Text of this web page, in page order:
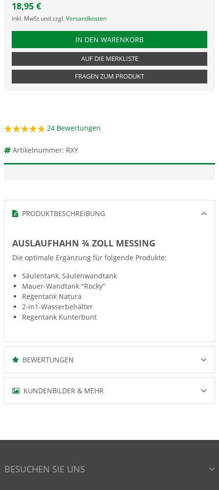
18,95 €
inkl. MwSt und zzgl. Versandkosten
PRODUKTNUMMER RXY
IN DEN WARENKORB
AUF DIE MERKLISTE
FRAGEN ZUM PRODUKT
24 Bewertungen
Artikelnummer: RXY
PRODUKTBESCHREIBUNG
AUSLAUFHAHN ¾ ZOLL MESSING
Die optimale Ergänzung für folgende Produkte:
Säulentank, Säulenwandtank
Mauer-Wandtank "Rocky"
Regentank Natura
2-in1-Wasserbehälter
Regentank Kunterbunt
BEWERTUNGEN
KUNDENBILDER & MEHR
BESUCHEN SIE UNS